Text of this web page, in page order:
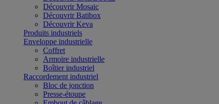
Découvrir Mosaic
Découvrir Batibox
Découvrir Keva
Produits industriels
Enveloppe industrielle
Coffret
Armoire industrielle
Boîtier industriel
Raccordement industriel
Bloc de jonction
Presse-étoupe